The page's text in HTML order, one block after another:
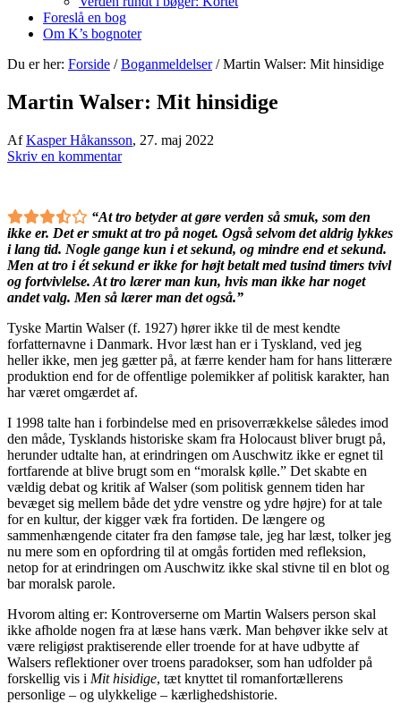
Foreslå en bog
Om K’s bognoter
Du er her: Forside / Boganmeldelser /Martin Walser: Mit hinsidige
Martin Walser: Mit hinsidige
AfKasper Håkansson, 27. maj 2022
Skriv en kommentar
“At tro betyder at gøre verden så smuk, som den
ikke er. Det er smukt at tro på noget. Også selvom det aldrig lykkes
i lang tid. Nogle gange kun i et sekund, og mindre end et sekund.
Men at tro i ét sekund er ikke for højt betalt med tusind timers tvivl
og fortvivlelse. At tro lærer man kun, hvis man ikke har noget
andet valg. Men så lærer man det også.”
Tyske Martin Walser (f. 1927) hører ikke til de mest kendte
forfatternavne i Danmark. Hvor læst han er i Tyskland, ved jeg
heller ikke, men jeg gætter på, at færre kender ham for hans litterære
produktion end for de offentlige polemikker af politisk karakter, han
har været omgærdet af.
I 1998 talte han i forbindelse med en prisoverrækkelse således imod
den måde, Tysklands historiske skam fra Holocaust bliver brugt på,
herunder udtalte han, at erindringen om Auschwitz ikke er egnet til
fortfarende at blive brugt som en “moralsk kølle.” Det skabte en
vældig debat og kritik af Walser (som politisk gennem tiden har
bevæget sig mellem både det ydre venstre og ydre højre) for at tale
for en kultur, der kigger væk fra fortiden. De længere og
sammenhængende citater fra den famøse tale, jeg har læst, tolker jeg
nu mere som en opfordring til at omgås fortiden med refleksion,
netop for at erindringen om Auschwitz ikke skal stivne til en blot og
bar moralsk parole.
Hvorom alting er: Kontroverserne om Martin Walsers person skal
ikke afholde nogen fra at læse hans værk. Man behøver ikke selv at
være religiøst praktiserende eller troende for at have udbytte af
Walsers reflektioner over troens paradokser, som han udfolder på
forskellig vis i Mit hisidige, tæt knyttet til romanfortællerens
personlige – og ulykkelige – kærlighedshistorie.